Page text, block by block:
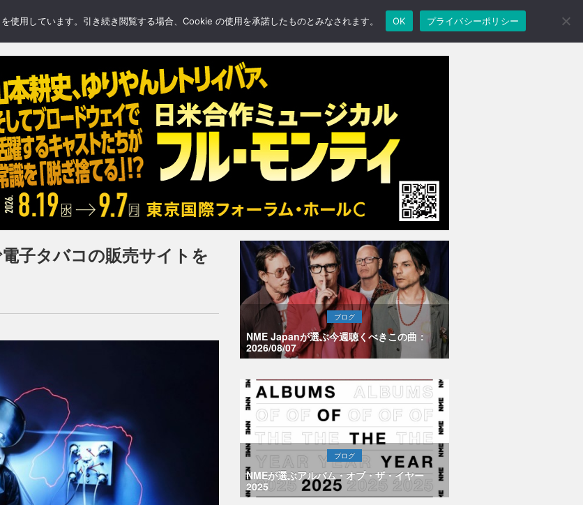
FEATURE
子タバコの販売サイトを
ブログ
NME Japanが選ぶ今週聴くべきこの曲：
2026/08/07
ブログ
NMEが選ぶアルバム・オブ・ザ・イヤー
2025
用しています。引き続き閲覧する場合、Cookie の使用を承諾したものとみなされます。 OK プライバシーポリシー